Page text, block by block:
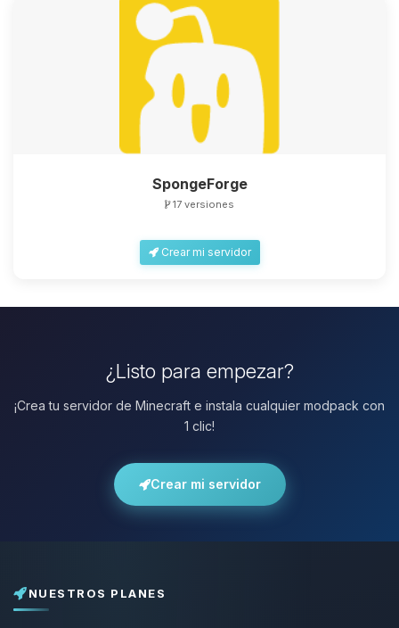
SpongeForge
17 versiones
Crear mi servidor
¿Listo para empezar?
¡Crea tu servidor de Minecraft e instala cualquier modpack con
1 clic!
Crear mi servidor
NUESTROS PLANES